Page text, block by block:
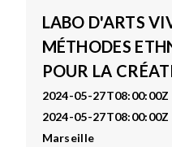
LABO D'ARTS
MÉTHODES
POUR LA
2024-05-27T08:00:00Z
2024-05-27T08:00:00Z
Marseille